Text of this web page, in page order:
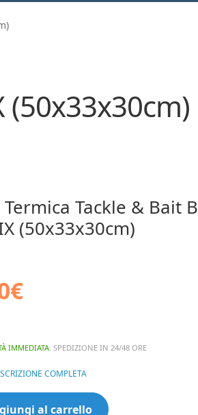
(50x33x30cm)
Tackle & Bait
(50x33x30cm)
€
IMMEDIATA: SPEDIZIONE IN 24/48 ORE
COMPLETA
al carrello